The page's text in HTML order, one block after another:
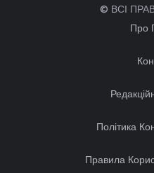
© ВСІ
Про
Політика
Правила